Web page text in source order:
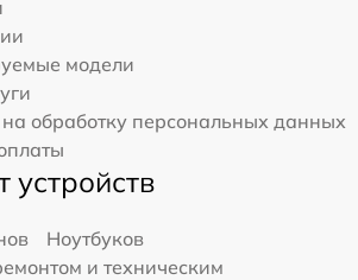
модели
на обработку персональных данных
устройств
Ноутбуков
и техническим